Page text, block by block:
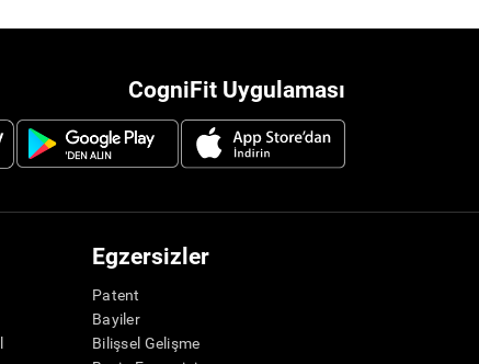
CogniFit Uygulaması
Egzersizler
Patent
Bayiler
Bilişsel Gelişme